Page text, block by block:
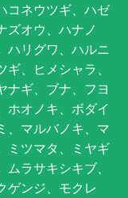
コネウツギ、ハゼ
ズオウ、ハナノ
ハリグワ、ハルニ
、ヒメシャラ、
ナギ、ブナ、フヨ
ホオノキ、ボダイ
、マルバノキ、マ
ミツマタ、ミヤギ
ラサキシキブ、
ゲンジ、モクレ